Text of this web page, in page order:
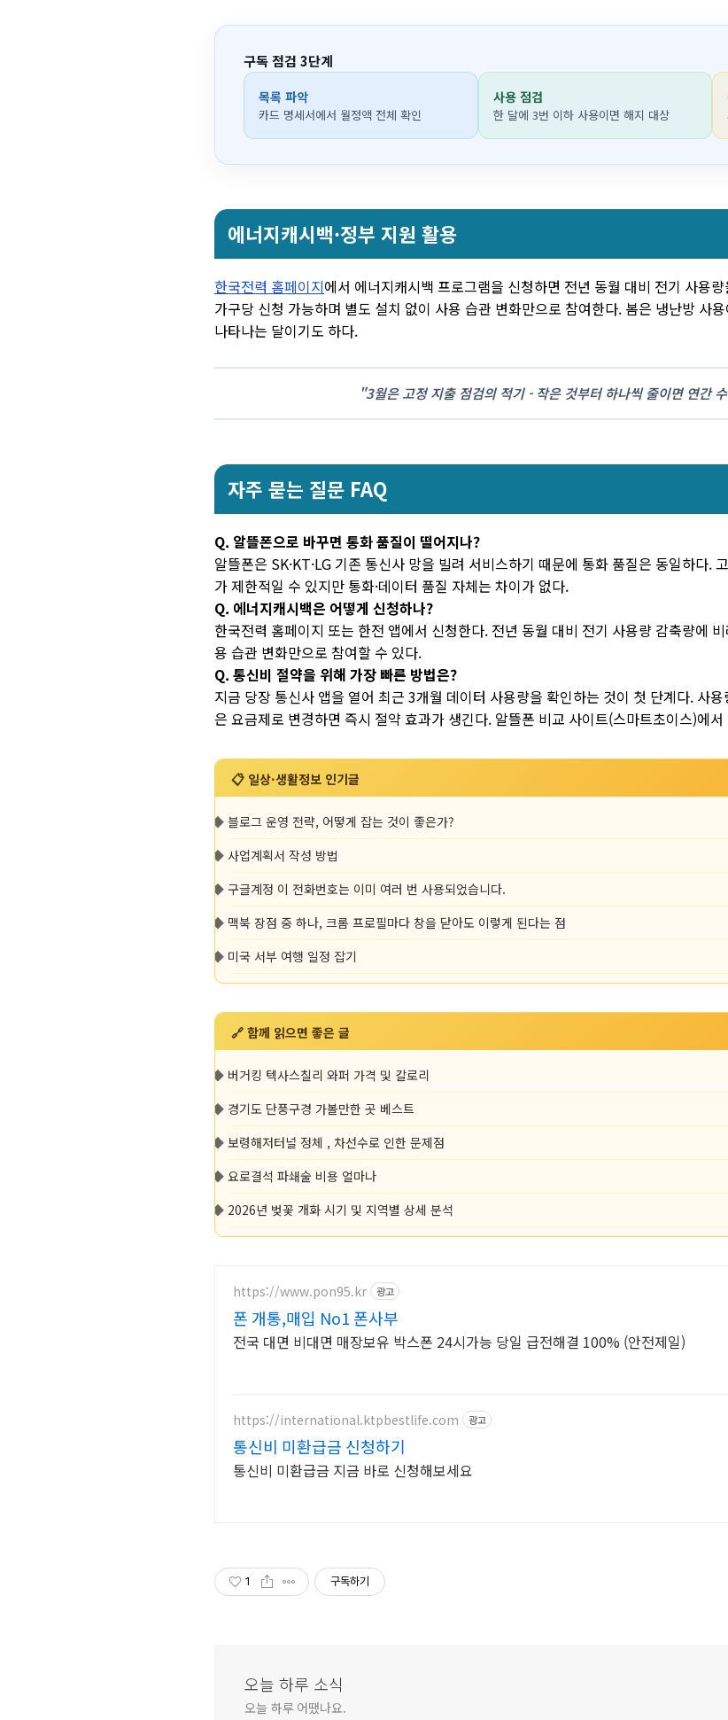
구독 점검 3단계
목록 파악
카드 명세서에서 월정액 전체 확인
사용 점검
한 달에 3번 이하 사용이면 해지 대상
에너지캐시백·정부 지원 활용
한국전력 홈페이지에서 에너지캐시백 프로그램을 신청하면 전년 동월 대비 전기 사용
가구당 신청 가능하며 별도 설치 없이 사용 습관 변화만으로 참여한다. 봄은 냉난방 사
나타나는 달이기도 하다.
"3월은 고정 지출 점검의 적기 - 작은 것부터 하나씩 줄이면 연간
자주 묻는 질문 FAQ
Q. 알뜰폰으로 바꾸면 통화 품질이 떨어지나?
알뜰폰은 SK·KT·LG 기존 통신사 망을 빌려 서비스하기 때문에 통화 품질은 동일하다.
가 제한적일 수 있지만 통화·데이터 품질 자체는 차이가 없다.
Q. 에너지캐시백은 어떻게 신청하나?
한국전력 홈페이지 또는 한전 앱에서 신청한다. 전년 동월 대비 전기 사용량 감축량에
용 습관 변화만으로 참여할 수 있다.
Q. 통신비 절약을 위해 가장 빠른 방법은?
지금 당장 통신사 앱을 열어 최근 3개월 데이터 사용량을 확인하는 것이 첫 단계다. 사
은 요금제로 변경하면 즉시 절약 효과가 생긴다. 알뜰폰 비교 사이트(스마트초이스)에
📋 일상·생활정보 인기글
◆ 블로그 운영 전략, 어떻게 잡는 것이 좋은가?
◆ 사업계획서 작성 방법
◆ 구글계정 이 전화번호는 이미 여러 번 사용되었습니다.
◆ 맥북 장점 중 하나, 크롬 프로필마다 창을 닫아도 이렇게 된다는 점
◆ 미국 서부 여행 일정 잡기
🔗 함께 읽으면 좋은 글
◆ 버거킹 텍사스칠리 와퍼 가격 및 칼로리
◆ 경기도 단풍구경 가볼만한 곳 베스트
◆ 보령해저터널 정체 , 차선수로 인한 문제점
◆ 요로결석 파쇄술 비용 얼마나
◆ 2026년 벚꽃 개화 시기 및 지역별 상세 분석
https://www.pon95.kr 광고
폰 개통,매입 No1 폰사부
전국 대면 비대면 매장보유 박스폰 24시가능 당일 급전해결 100% (안전제일)
https://international.ktpbestlife.com 광고
통신비 미환급금 신청하기
통신비 미환급금 지금 바로 신청해보세요
1 구독하기
오늘 하루 소식
오늘 하루 어땠나요.